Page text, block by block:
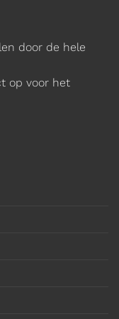
door de hele
op voor het